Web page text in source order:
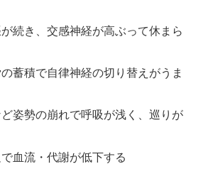
続き、交感神経が高ぶって休まら
蓄積で自律神経の切り替えがうま
姿勢の崩れで呼吸が浅く、巡りが
血流・代謝が低下する